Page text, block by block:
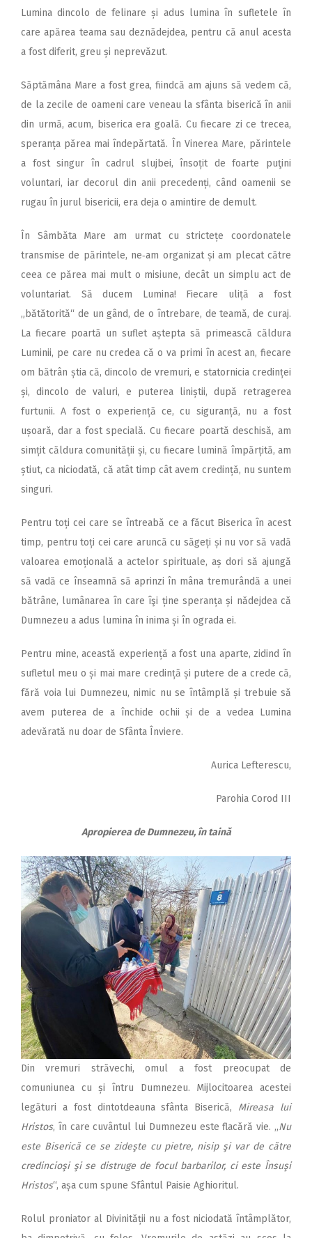
Lumina dincolo de felinare și adus lumina în sufletele în
care apărea teama sau deznădejdea, pentru că anul acesta
a fost diferit, greu și neprevăzut.
Săptămâna Mare a fost grea, fiindcă am ajuns să vedem că,
de la zecile de oameni care veneau la sfânta biserică în anii
din urmă, acum, biserica era goală. Cu fiecare zi ce trecea,
speranța părea mai îndepărtată. În Vinerea Mare, părintele
a fost singur în cadrul slujbei, însoțit de foarte puţini
voluntari, iar decorul din anii precedenți, când oamenii se
rugau în jurul bisericii, era deja o amintire de demult.
În Sâmbăta Mare am urmat cu strictețe coordonatele
transmise de părintele, ne‑am organizat și am plecat către
ceea ce părea mai mult o misiune, decât un simplu act de
voluntariat. Să ducem Lumina! Fiecare uliță a fost
„bătătorită“ de un gând, de o întrebare, de teamă, de curaj.
La fiecare poartă un suflet aștepta să primească căldura
Luminii, pe care nu credea că o va primi în acest an, fiecare
om bătrân știa că, dincolo de vremuri, e statornicia credinței
și, dincolo de valuri, e puterea liniștii, după retragerea
furtunii. A fost o experiență ce, cu siguranță, nu a fost
ușoară, dar a fost specială. Cu fiecare poartă deschisă, am
simțit căldura comunității și, cu fiecare lumină împărțită, am
știut, ca niciodată, că atât timp cât avem credință, nu suntem
singuri.
Pentru toți cei care se întreabă ce a făcut Biserica în acest
timp, pentru toți cei care aruncă cu săgeți și nu vor să vadă
valoarea emoțională a actelor spirituale, aș dori să ajungă
să vadă ce înseamnă să aprinzi în mâna tremurândă a unei
bătrâne, lumânarea în care îşi ține speranța și nădejdea că
Dumnezeu a adus lumina în inima și în ograda ei.
Pentru mine, această expe­riență a fost una aparte, zidind în
sufletul meu o și mai mare credință și putere de a crede că,
fără voia lui Dumnezeu, nimic nu se întâmplă și trebuie să
avem puterea de a închide ochii și de a vedea Lumina
adevărată nu doar de Sfânta Înviere.
Aurica Lefterescu,
Parohia Corod III
Apropierea de Dumnezeu, în taină
Din vremuri străvechi, omul a fost preocupat de
comuniunea cu și întru Dumnezeu. Mijlocitoarea acestei
legături a fost dintotdeauna sfânta Biserică, Mireasa lui
Hristos, în care cuvântul lui Dumnezeu este flacără vie. ,,Nu
este Biserică ce se zideşte cu pietre, nisip şi var de către
credincioşi şi se distruge de focul barbarilor, ci este Însuşi
Hristos“, așa cum spune Sfântul Paisie Aghioritul.
Rolul proniator al Divinității nu a fost niciodată întâmplător,